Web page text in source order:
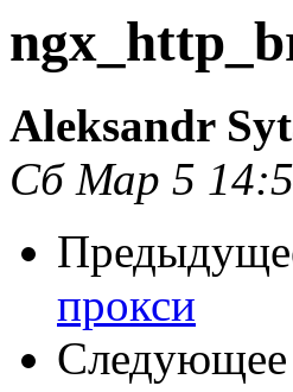
Aleksandr
Сб Мар 5
прокси